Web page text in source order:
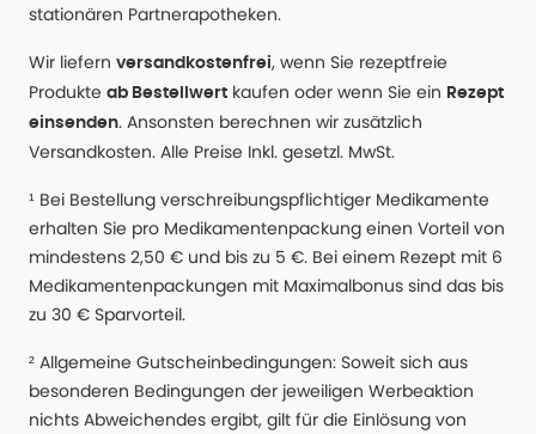
stationären Partnerapotheken.
Wir liefern versandkostenfrei, wenn Sie rezeptfreie
Produkte ab Bestellwert kaufen oder wenn Sie ein Rezept
einsenden. Ansonsten berechnen wir zusätzlich
Versandkosten. Alle Preise Inkl. gesetzl. MwSt.
¹ Bei Bestellung verschreibungspflichtiger Medikamente
erhalten Sie pro Medikamentenpackung einen Vorteil von
mindestens 2,50 € und bis zu 5 €. Bei einem Rezept mit 6
Medikamentenpackungen mit Maximalbonus sind das bis
zu 30 € Sparvorteil.
² Allgemeine Gutscheinbedingungen: Soweit sich aus
besonderen Bedingungen der jeweiligen Werbeaktion
nichts Abweichendes ergibt, gilt für die Einlösung von